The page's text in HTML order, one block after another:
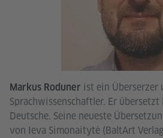
Markus Roduner ist ein Überserzer
Sprachwissenschaftler. Er
Deutsche. Seine neueste
von Ieva Simonaitytė (BaltArt